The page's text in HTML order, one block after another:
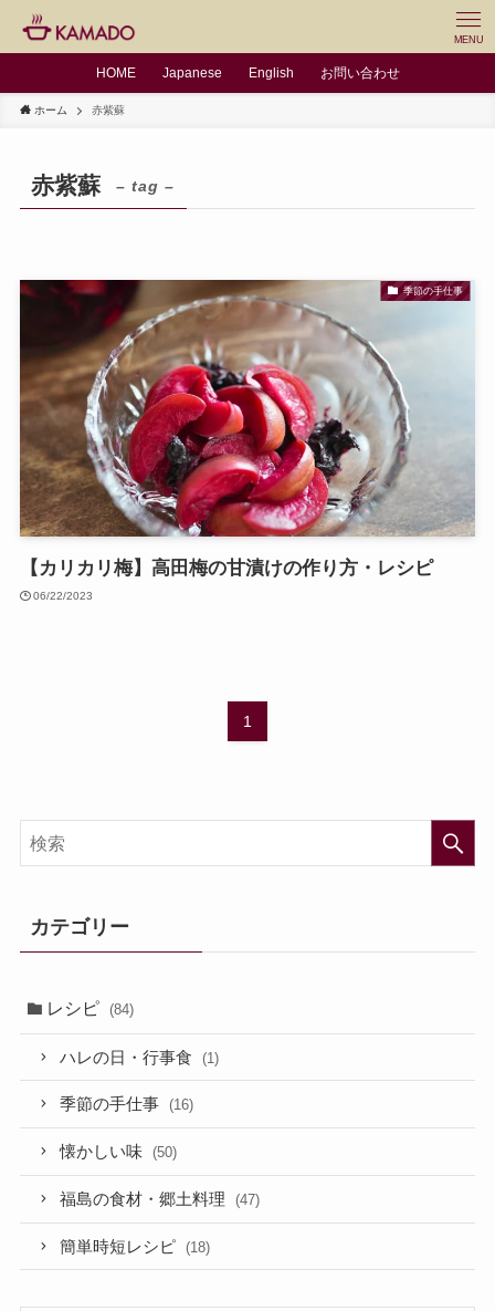
MENU
HOME Japanese English お問い合わせ
ホーム 赤紫蘇
赤紫蘇 – tag –
季節の手仕事
【カリカリ梅】高田梅の甘漬けの作り方・レシピ
06/22/2023
1
カテゴリー
レシピ (84)
ハレの日・行事食 (1)
季節の手仕事 (16)
懐かしい味 (50)
福島の食材・郷土料理 (47)
簡単時短レシピ (18)